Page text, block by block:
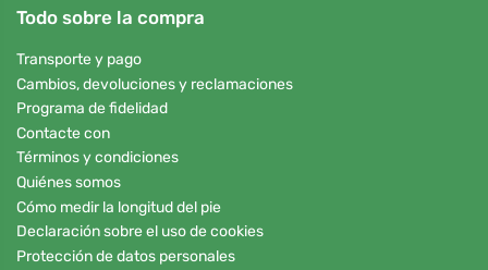
Todo sobre la compra
Transporte y pago
Cambios, devoluciones y reclamaciones
Programa de fidelidad
Contacte con
Términos y condiciones
Quiénes somos
Cómo medir la longitud del pie
Declaración sobre el uso de cookies
Protección de datos personales